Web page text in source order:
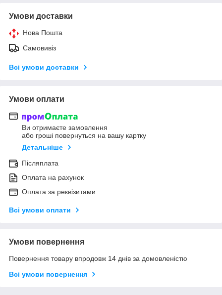
Умови доставки
Нова Пошта
Самовивіз
Всі умови доставки
Умови оплати
Ви отримаєте замовлення
або гроші повернуться на вашу картку
Детальніше
Післяплата
Оплата на рахунок
Оплата за реквізитами
Всі умови оплати
Умови повернення
Повернення товару впродовж 14 днів за домовленістю
Всі умови повернення